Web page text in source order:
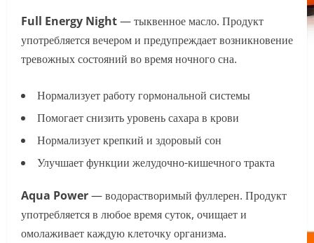
Full Energy Night— тыквенное масло. Продукт
употребляется вечером и предупреждает возникновение
тревожных состояний во время ночного сна.
Нормализует работу гормональной системы
Помогает снизить уровень сахара в крови
Нормализует крепкий и здоровый сон
Улучшает функции желудочно-кишечного тракта
Aqua Power— водорастворимый фуллерен. Продукт
употребляется в любое время суток, очищает и
омолаживает каждую клеточку организма.